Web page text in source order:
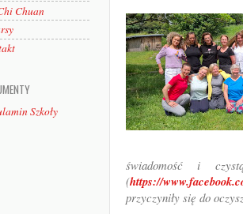
świadomość i
(https://
przyczyniły się do
Chuan
Szkoły